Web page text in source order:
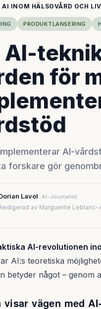
AI INOM HÄLSOVÅRD OCH
PRODUKTLANSERING
AI-
för
AI-
forskare gör
Lavol AI-Journalist
av Marguerite Leblanc•
AI-revolutionen
AI:s teoretiska
betyder något – genom
visar vägen med